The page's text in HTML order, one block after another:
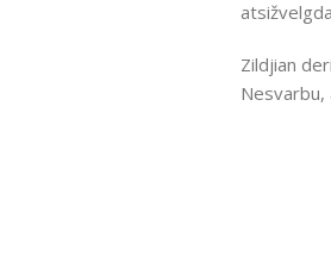
Zildjian
Nesvarbu,